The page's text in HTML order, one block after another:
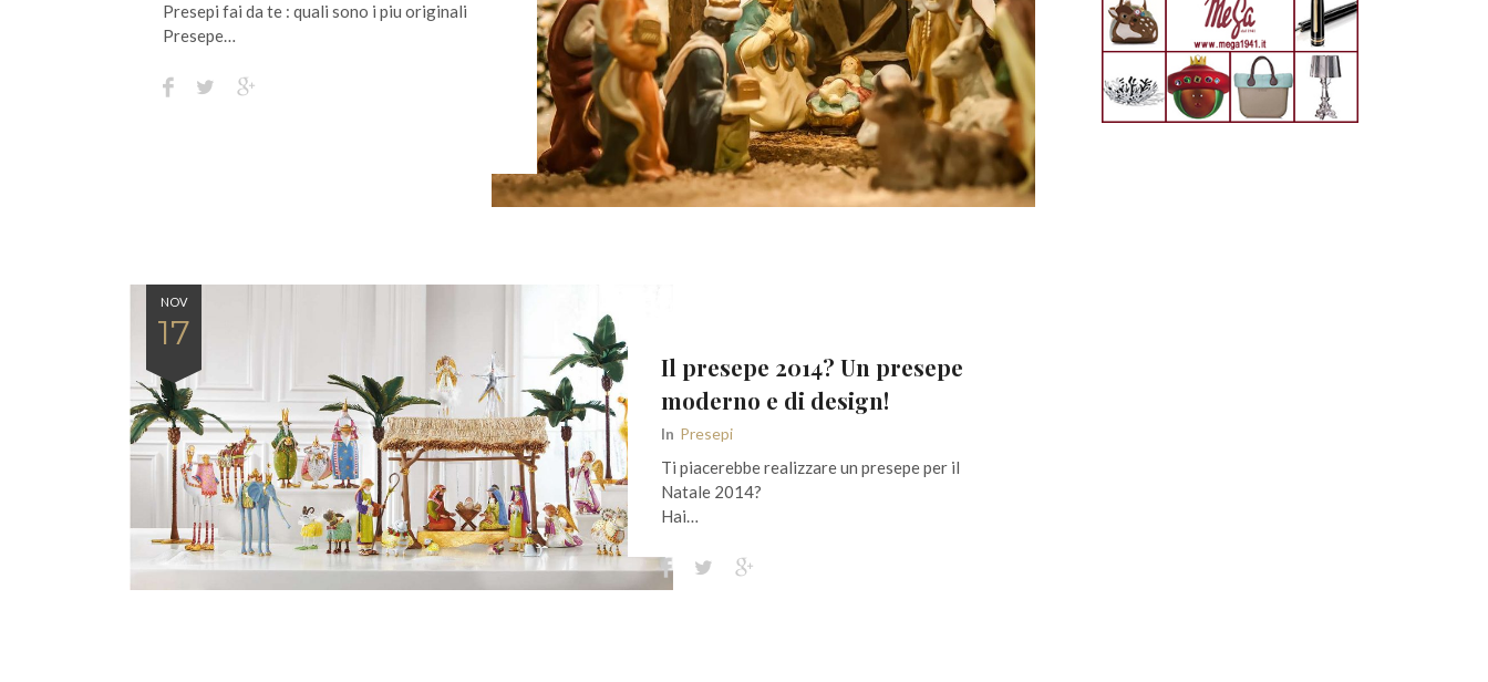
Presepi fai da te : quali sono i piu originali
Presepe…
NOV
17
Il presepe 2014? Un presepe
moderno e di design!
In Presepi
Ti piacerebbe realizzare un presepe per il
Natale 2014?
Hai…